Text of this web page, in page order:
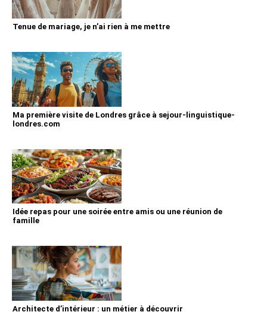
Tenue de mariage, je n’ai rien à me mettre
Ma première visite de Londres grâce à sejour-linguistique-
londres.com
Idée repas pour une soirée entre amis ou une réunion de
famille
Architecte d’intérieur : un métier à découvrir